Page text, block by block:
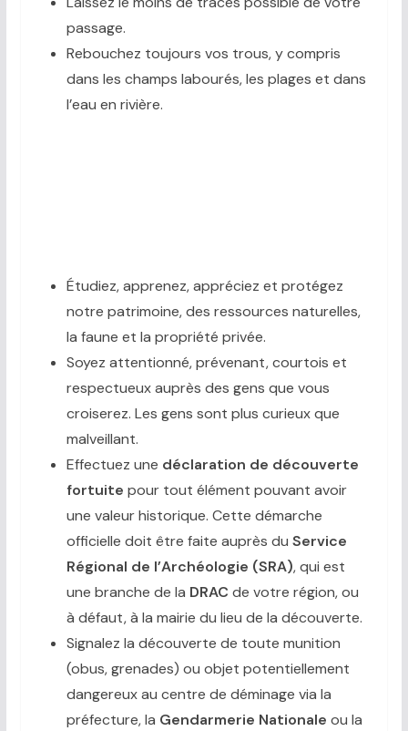
passage.
Rebouchez toujours vos trous, y compris
dans les champs labourés, les plages et dans
l’eau en rivière.
Étudiez, apprenez, appréciez et protégez
notre patrimoine, des ressources naturelles,
la faune et la propriété privée.
Soyez attentionné, prévenant, courtois et
respectueux auprès des gens que vous
croiserez. Les gens sont plus curieux que
malveillant.
Effectuez une déclaration de découverte
fortuite pour tout élément pouvant avoir
une valeur historique. Cette démarche
officielle doit être faite auprès du Service
Régional de l’Archéologie (SRA), qui est
une branche de la DRAC de votre région, ou
à défaut, à la mairie du lieu de la découverte.
Signalez la découverte de toute munition
(obus, grenades) ou objet potentiellement
dangereux au centre de déminage via la
préfecture, la Gendarmerie Nationale ou la